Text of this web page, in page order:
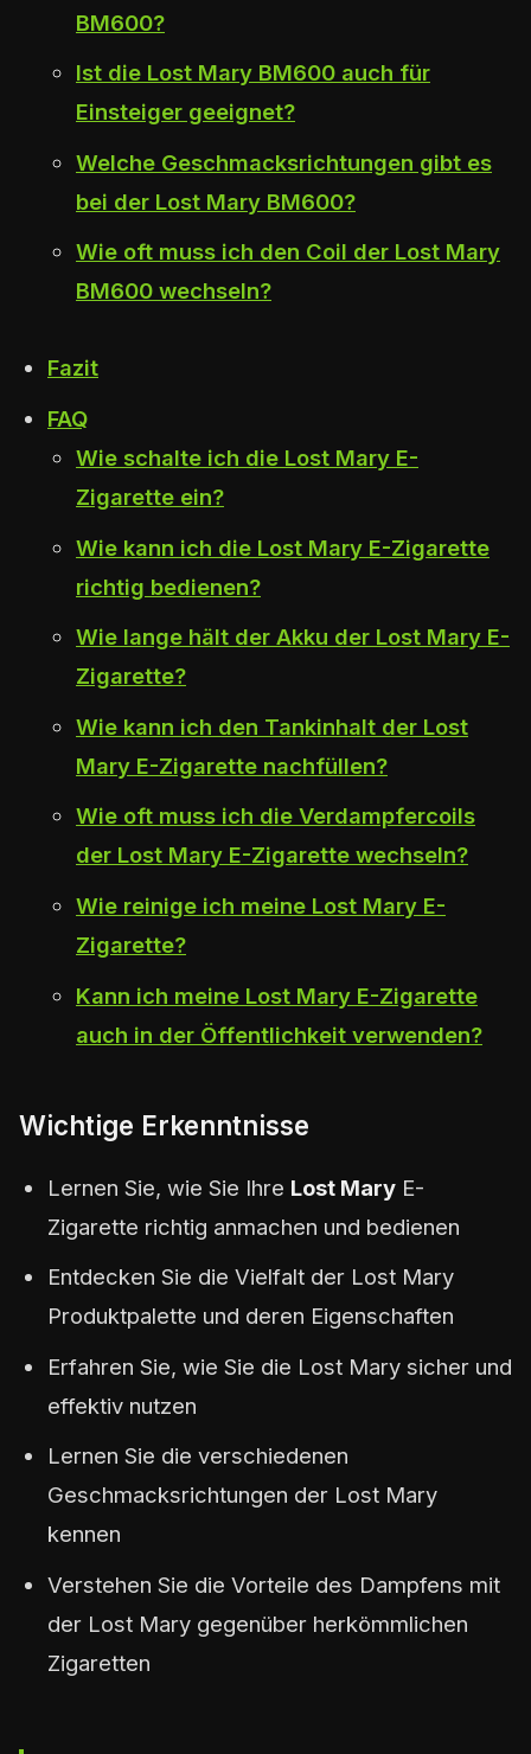
BM600?
Ist die Lost Mary BM600 auch für
Einsteiger geeignet?
Welche Geschmacksrichtungen gibt es
bei der Lost Mary BM600?
Wie oft muss ich den Coil der Lost Mary
BM600 wechseln?
Fazit
FAQ
Wie schalte ich die Lost Mary E-
Zigarette ein?
Wie kann ich die Lost Mary E-Zigarette
richtig bedienen?
Wie lange hält der Akku der Lost Mary E-
Zigarette?
Wie kann ich den Tankinhalt der Lost
Mary E-Zigarette nachfüllen?
Wie oft muss ich die Verdampfercoils
der Lost Mary E-Zigarette wechseln?
Wie reinige ich meine Lost Mary E-
Zigarette?
Kann ich meine Lost Mary E-Zigarette
auch in der Öffentlichkeit verwenden?
Wichtige Erkenntnisse
Lernen Sie, wie Sie Ihre Lost Mary E-
Zigarette richtig anmachen und bedienen
Entdecken Sie die Vielfalt der Lost Mary
Produktpalette und deren Eigenschaften
Erfahren Sie, wie Sie die Lost Mary sicher und
effektiv nutzen
Lernen Sie die verschiedenen
Geschmacksrichtungen der Lost Mary
kennen
Verstehen Sie die Vorteile des Dampfens mit
der Lost Mary gegenüber herkömmlichen
Zigaretten